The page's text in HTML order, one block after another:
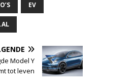
EV
Model Y
tot leven